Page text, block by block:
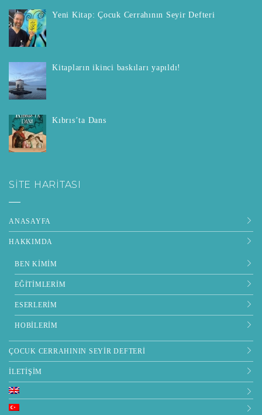
Yeni Kitap: Çocuk Cerrahının Seyir Defteri
Kitapların ikinci baskıları yapıldı!
Kıbrıs’ta Dans
SITE HARITASI
ANASAYFA
HAKKIMDA
BEN KIMIM
EĞITIMLERIM
ESERLERIM
HOBILERIM
ÇOCUK CERRAHININ SEYIR DEFTERI
İLETIŞIM